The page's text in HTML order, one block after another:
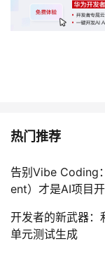
热门推荐
告别Vibe Coding
ent）才是AI项目
开发者的新武器
单元测试生成